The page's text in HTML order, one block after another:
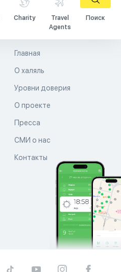
Charity
Travel
Agents
Поиск
Главная
О халяль
Уровни доверия
О проекте
Пресса
СМИ о нас
Контакты